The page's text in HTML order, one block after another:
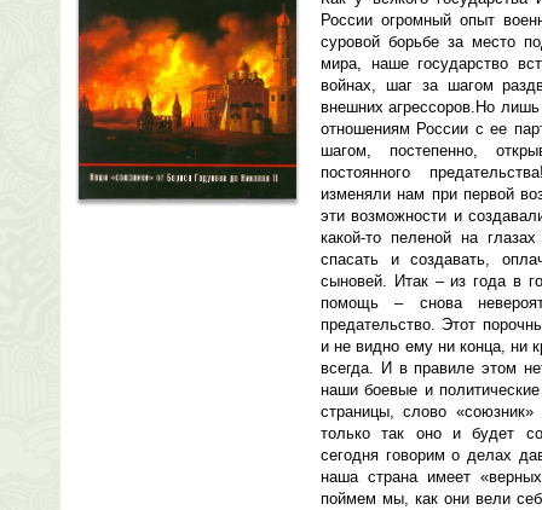
России огромный опыт
суровой борьбе за место
мира, наше государство
войнах, шаг за шагом
внешних агрессоров.Но лишь
отношениям России с ее
шагом, постепенно,
постоянного
изменяли нам при первой
эти возможности и
какой-то пеленой на
спасать и создавать,
сыновей. Итак – из года в
помощь – снова
предательство. Этот
и не видно ему ни конца, ни
всегда. И в правиле этом
наши боевые и
страницы, слово
только так оно и будет
сегодня говорим о делах
наша страна имеет
поймем мы, как они вели